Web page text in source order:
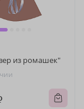
из ромашек"